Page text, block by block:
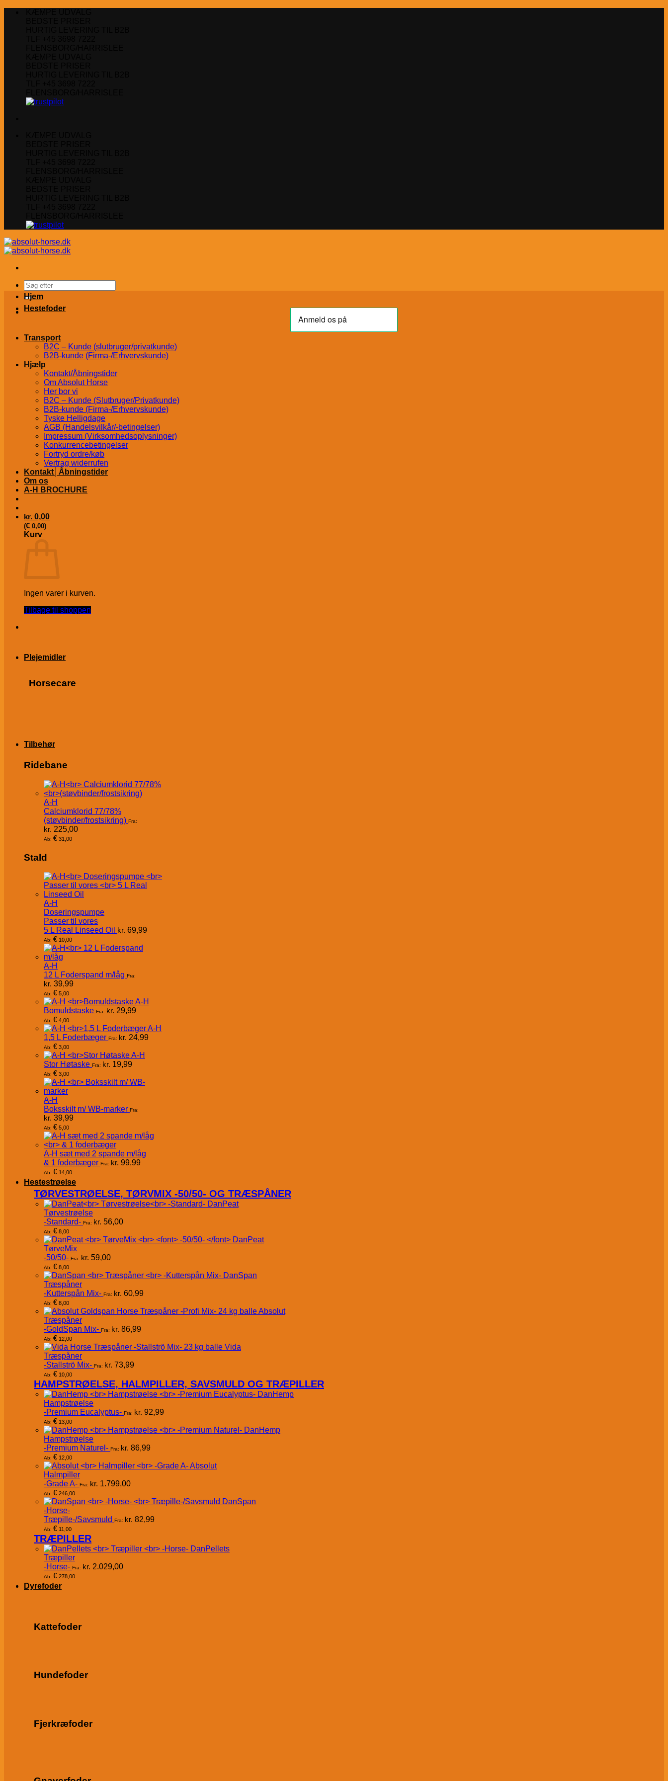
Søg
efter:
Transport
B2C – Kunde (slutbruger/privatkunde)
B2B-kunde (Firma-/Erhvervskunde)
Hjælp
Kontakt/Åbningstider
Om Absolut Horse
Her bor vi
B2C – Kunde (Slutbruger/Privatkunde)
B2B-kunde (Firma-/Erhvervskunde)
Tyske Helligdage
AGB (Handelsvilkår/-betingelser)
Impressum (Virksomhedsoplysninger)
Konkurrencebetingelser
Fortryd ordre/køb
Vertrag widerrufen
Kontakt│Åbningstider
Om os
A-H BROCHURE
kr. 0,00
(€ 0,00)
Kurv
Ingen varer i kurven.
Tilbage til shoppen
Hjem
Hestefoder
Plejemidler
Horsecare
Tilbehør
Ridebane
A-H
Calciumklorid 77/78%
(støvbinder/frostsikring) Fra:
kr. 225,00
Ab: € 31,00
Stald
A-H
Doseringspumpe
Passer til vores
5 L Real Linseed Oil kr. 69,99
Ab: € 10,00
A-H
12 L Foderspand m/låg Fra:
kr. 39,99
Ab: € 5,00
A-H
Bomuldstaske Fra: kr. 29,99
Ab: € 4,00
A-H
1,5 L Foderbæger Fra: kr. 24,99
Ab: € 3,00
A-H
Stor Høtaske Fra: kr. 19,99
Ab: € 3,00
A-H
Boksskilt m/ WB-marker Fra:
kr. 39,99
Ab: € 5,00
A-H sæt med 2 spande m/låg
& 1 foderbæger Fra: kr. 99,99
Ab: € 14,00
Hestestrøelse
TØRVESTRØELSE, TØRVMIX -50/50- OG TRÆSPÅNER
DanPeat
Tørvestrøelse
-Standard- Fra: kr. 56,00
Ab: € 8,00
DanPeat
TørveMix
-50/50- Fra: kr. 59,00
Ab: € 8,00
DanSpan
Træspåner
-Kutterspån Mix- Fra: kr. 60,99
Ab: € 8,00
Absolut
Træspåner
-GoldSpan Mix- Fra: kr. 86,99
Ab: € 12,00
Vida
Træspåner
-Stallströ Mix- Fra: kr. 73,99
Ab: € 10,00
HAMPSTRØELSE, HALMPILLER, SAVSMULD OG TRÆPILLER
DanHemp
Hampstrøelse
-Premium Eucalyptus- Fra: kr. 92,99
Ab: € 13,00
DanHemp
Hampstrøelse
-Premium Naturel- Fra: kr. 86,99
Ab: € 12,00
Absolut
Halmpiller
-Grade A- Fra: kr. 1.799,00
Ab: € 246,00
DanSpan
-Horse-
Træpille-/Savsmuld Fra: kr. 82,99
Ab: € 11,00
TRÆPILLER
DanPellets
Træpiller
-Horse- Fra: kr. 2.029,00
Ab: € 278,00
Dyrefoder
Kattefoder
Hundefoder
Fjerkræfoder